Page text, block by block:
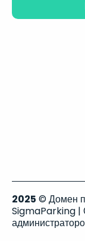
2025 © Домен
SigmaParking |